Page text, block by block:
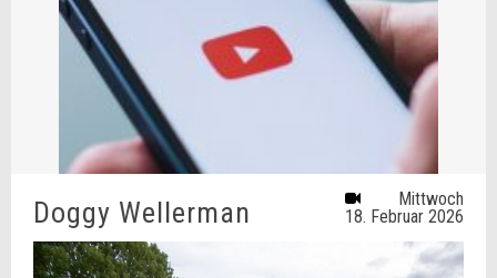
Mittwoch
18. Februar 2026
Doggy Wellerman
Video-
Player